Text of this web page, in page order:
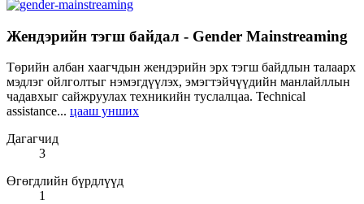
Жендэрийн тэгш байдал - Gender Mainstreaming
Төрийн албан хаагчдын жендэрийн эрх тэгш байдлын талаарх
мэдлэг ойлголтыг нэмэгдүүлэх, эмэгтэйчүүдийн манлайллын
чадавхыг сайжруулах техникийн туслалцаа. Technical
assistance... цааш унших
Дагагчид
3
Өгөгдлийн бүрдлүүд
1